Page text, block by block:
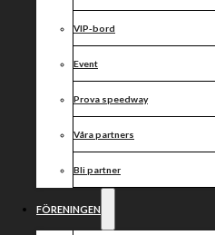
VIP-bord
Event
Prova speedway
Våra partners
Bli partner
FÖRENINGEN